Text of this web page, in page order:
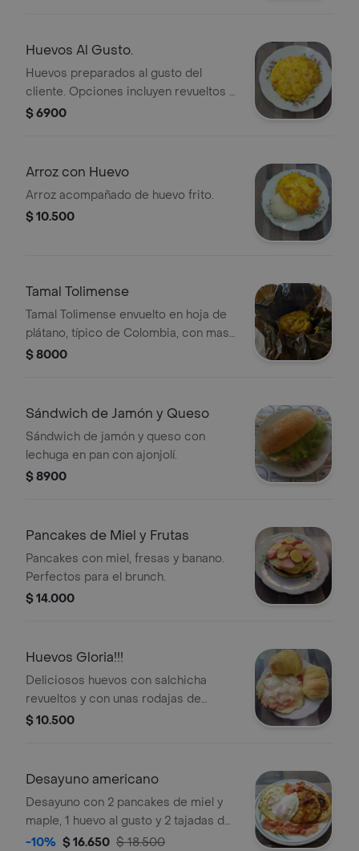
Huevos Al Gusto.
Huevos preparados al gusto del
cliente. Opciones incluyen revueltos o
en omelette.
$ 6900
Arroz con Huevo
Arroz acompañado de huevo frito.
$ 10.500
Tamal Tolimense
Tamal Tolimense envuelto en hoja de
plátano, típico de Colombia, con masa
de maíz y relleno de carne.
$ 8000
Sándwich de Jamón y Queso
Sándwich de jamón y queso con
lechuga en pan con ajonjolí.
$ 8900
Pancakes de Miel y Frutas
Pancakes con miel, fresas y banano.
Perfectos para el brunch.
$ 14.000
Huevos Gloria!!!
Deliciosos huevos con salchicha
revueltos y con unas rodajas de
tomate y queso por encima y 1 pan.
$ 10.500
Desayuno americano
Desayuno con 2 pancakes de miel y
maple, 1 huevo al gusto y 2 tajadas de
tocineta.
-10% $ 16.650 $ 18.500